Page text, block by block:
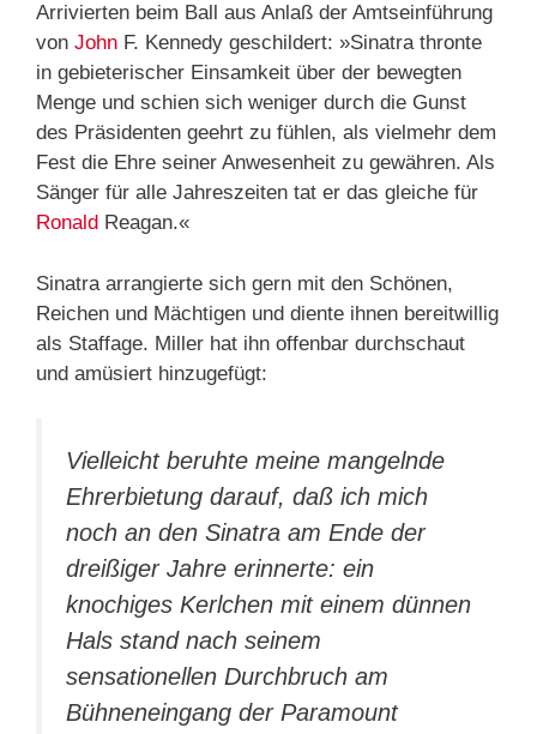
Arrivierten beim Ball aus Anlaß der Amtseinführung
von John F. Kennedy geschildert: »Sinatra thronte
in gebieterischer Einsamkeit über der bewegten
Menge und schien sich weniger durch die Gunst
des Präsidenten geehrt zu fühlen, als vielmehr dem
Fest die Ehre seiner Anwesenheit zu gewähren. Als
Sänger für alle Jahreszeiten tat er das gleiche für
Ronald Reagan.«
Sinatra arrangierte sich gern mit den Schönen,
Reichen und Mächtigen und diente ihnen bereitwillig
als Staffage. Miller hat ihn offenbar durchschaut
und amüsiert hinzugefügt:
Vielleicht beruhte meine mangelnde
Ehrerbietung darauf, daß ich mich
noch an den Sinatra am Ende der
dreißiger Jahre erinnerte: ein
knochiges Kerlchen mit einem dünnen
Hals stand nach seinem
sensationellen Durchbruch am
Bühneneingang der Paramount